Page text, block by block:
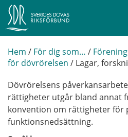
Hem / För dig som… /
för dövrörelsen / Lagar,
Dövrörelsens
rättigheter utgår bland annat
konvention om rättigheter för
funktionsnedsättning.